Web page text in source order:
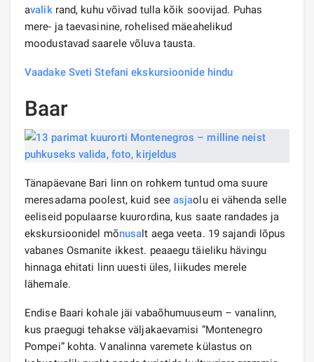
avalikrand, kuhu võivad tulla kõik soovijad. Puhas
mere- ja taevasinine, rohelised mäeahelikud
moodustavad saarele võluva tausta.
Vaadake Sveti Stefani ekskursioonide hindu
Baar
Tänapäevane Bari linn on rohkem tuntud oma suure
meresadama poolest, kuid see asjaolu ei vähenda selle
eeliseid populaarse kuurordina, kus saate randades ja
ekskursioonidel mõnusalt aega veeta. 19 sajandi lõpus
vabanes Osmanite ikkest. peaaegu täieliku hävingu
hinnaga ehitati linn uuesti üles, liikudes merele
lähemale.
Endise Baari kohale jäi vabaõhumuuseum – vanalinn,
kus praegugi tehakse väljakaevamisi “Montenegro
Pompei” kohta. Vanalinna varemete külastus on